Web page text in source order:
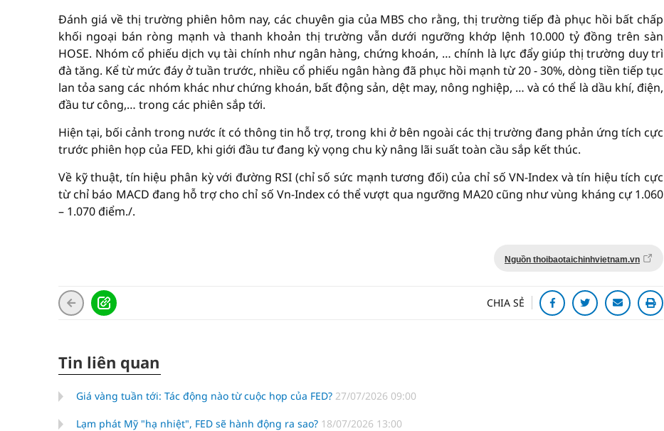
Đánh giá về thị trường phiên hôm nay, các chuyên gia của MBS cho rằng, thị trường tiếp đà phục hồi bất chấp
khối ngoại bán ròng mạnh và thanh khoản thị trường vẫn dưới ngưỡng khớp lệnh 10.000 tỷ đồng trên sàn
HOSE. Nhóm cổ phiếu dịch vụ tài chính như ngân hàng, chứng khoán, … chính là lực đẩy giúp thị trường duy trì
đà tăng. Kể từ mức đáy ở tuần trước, nhiều cổ phiếu ngân hàng đã phục hồi mạnh từ 20 - 30%, dòng tiền tiếp tục
lan tỏa sang các nhóm khác như chứng khoán, bất động sản, dệt may, nông nghiệp, … và có thể là dầu khí, điện,
đầu tư công,… trong các phiên sắp tới.
Hiện tại, bối cảnh trong nước ít có thông tin hỗ trợ, trong khi ở bên ngoài các thị trường đang phản ứng tích cực
trước phiên họp của FED, khi giới đầu tư đang kỳ vọng chu kỳ nâng lãi suất toàn cầu sắp kết thúc.
Về kỹ thuật, tín hiệu phân kỳ với đường RSI (chỉ số sức mạnh tương đối) của chỉ số VN-Index và tín hiệu tích cực
từ chỉ báo MACD đang hỗ trợ cho chỉ số Vn-Index có thể vượt qua ngưỡng MA20 cũng như vùng kháng cự 1.060
– 1.070 điểm./.
Nguồn thoibaotaichinhvietnam.vn
CHIA SẺ
Tin liên quan
Giá vàng tuần tới: Tác động nào từ cuộc họp của FED? 27/07/2026 09:00
Lạm phát Mỹ "hạ nhiệt", FED sẽ hành động ra sao? 18/07/2026 13:00